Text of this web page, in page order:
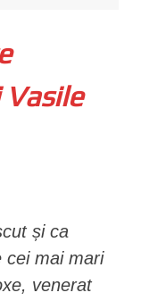
și ca
cei mai mari
venerat